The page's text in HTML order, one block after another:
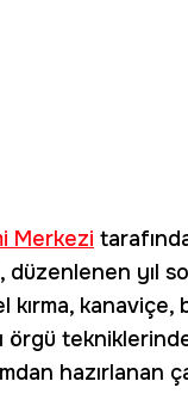
Merkezi
düzenlenen yıl
kırma,
örgü
hazırlanan